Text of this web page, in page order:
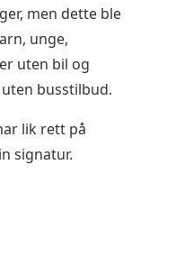
men dette ble
unge,
uten bil og
busstilbud.
lik rett på
signatur.